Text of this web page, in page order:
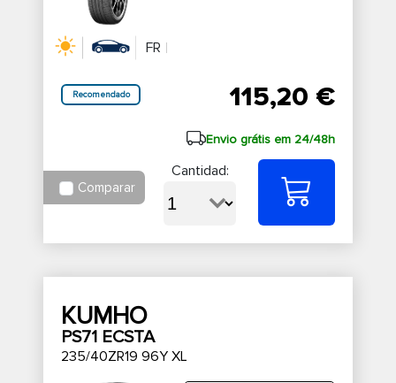
FR
Recomendado 115,20 €
Envio grátis em 24/48h
Comparar
Cantidad:
KUMHO
PS71 ECSTA
235/40ZR19 96Y XL